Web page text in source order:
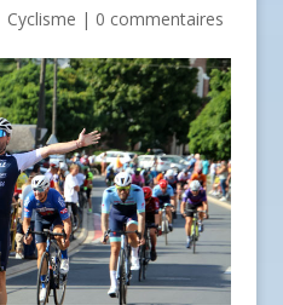
Cyclisme | 0 commentaires